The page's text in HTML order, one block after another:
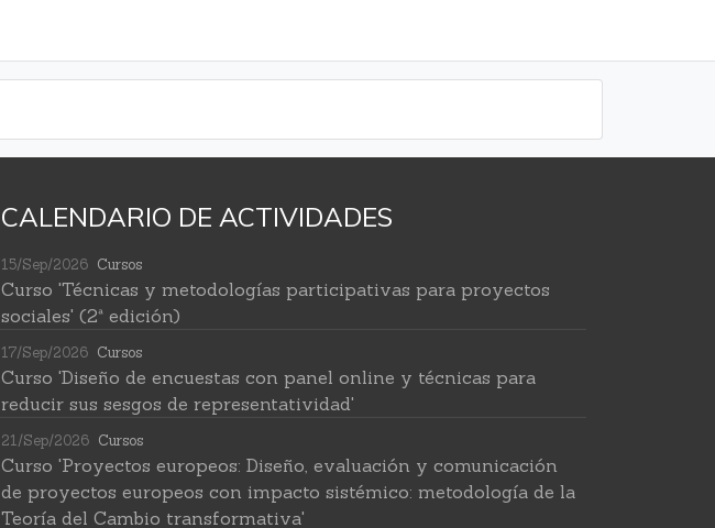
CALENDARIO DE ACTIVIDADES
15/Sep/2026 Cursos
Curso 'Técnicas y metodologías participativas para proyectos
sociales' (2ª edición)
17/Sep/2026 Cursos
Curso 'Diseño de encuestas con panel online y técnicas para
reducir sus sesgos de representatividad'
21/Sep/2026 Cursos
Curso 'Proyectos europeos: Diseño, evaluación y comunicación
de proyectos europeos con impacto sistémico: metodología de la
Teoría del Cambio transformativa'